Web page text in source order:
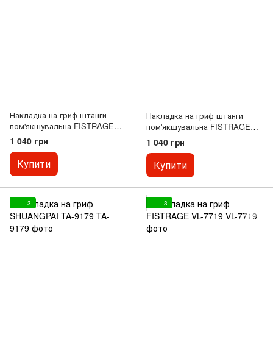
Накладка на гриф штанги
пом'якшувальна FISTRAGE
VL-7716
1 040 грн
Купити
Накладка на гриф штанги
пом'якшувальна FISTRAGE
VL-7720
1 040 грн
Купити
3 3